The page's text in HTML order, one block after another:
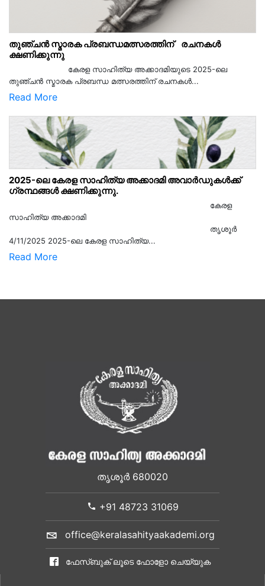
തുഞ്ചൻ സ്മാരക പ്രബന്ധമത്സരത്തിന് രചനകൾ
ക്ഷണിക്കുന്നു
കേരള സാഹിത്യ അക്കാദമിയുടെ 2025-ലെ
തുഞ്ചൻ സ്മാരക പ്രബന്ധ മത്സരത്തിന് രചനകൾ...
Read More
2025-ലെ കേരള സാഹിത്യ അക്കാദമി അവാർഡുകൾക്ക്
ഗ്രന്ഥങ്ങൾ ക്ഷണിക്കുന്നു.
കേരള
സാഹിത്യ അക്കാദമി
തൃശൂര്‍
4/11/2025 2025-ലെ കേരള സാഹിത്യ...
Read More
തൃശൂർ 680020
+91 48723 31069
office@keralasahityaakademi.org
ഫേസ്ബുക് ലൂടെ ഫോളോ ചെയ്യുക